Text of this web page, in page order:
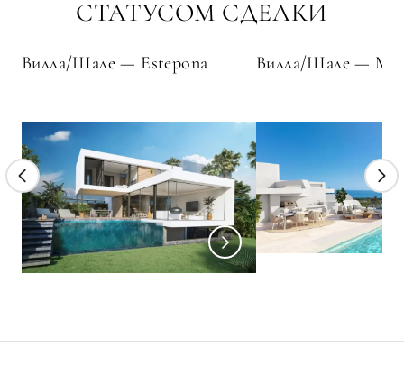
СТАТУСОМ СДЕЛКИ
Вилла/Шале — Estepona Вилла/Шале —